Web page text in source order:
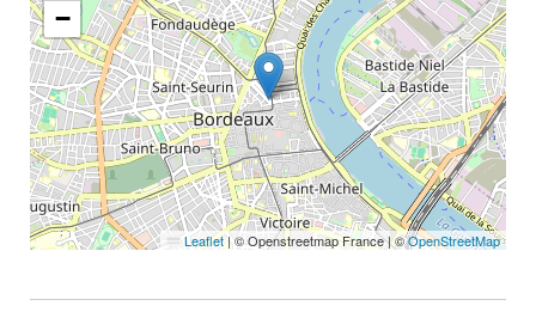
−
Leaflet|© Openstreetmap France | ©OpenStreetMap